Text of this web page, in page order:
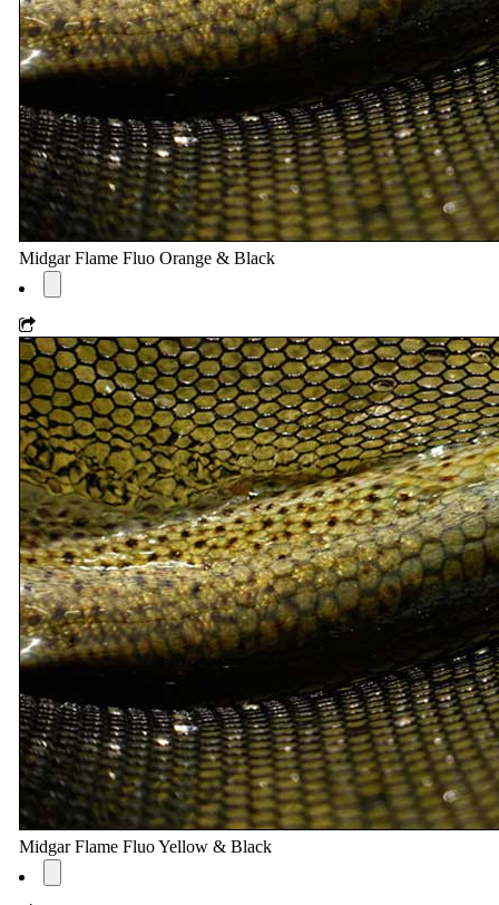
Midgar Flame Fluo Orange & Black
Midgar Flame Fluo Yellow & Black